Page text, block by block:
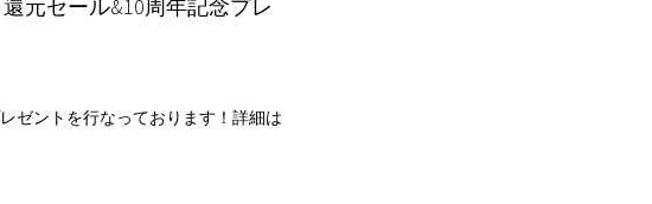
元セール&10周年記念プレ
ゼントを行なっております！詳細は